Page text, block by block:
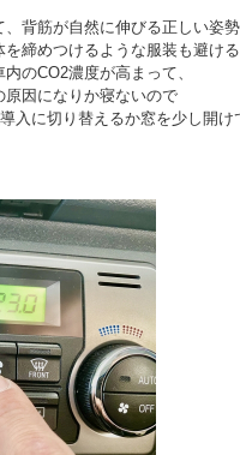
背筋が自然に伸びる正しい姿
締めつけるような服装も避け
のCO2濃度が高まって、
因になりか寝ないので
入に切り替えるか窓を少し開け